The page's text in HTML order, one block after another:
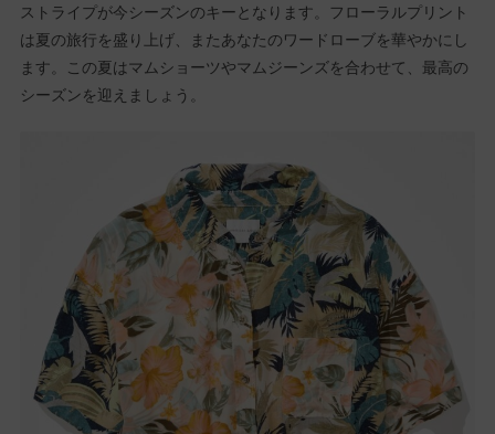
ストライプが今シーズンのキーとなります。フローラルプリント
は夏の旅行を盛り上げ、またあなたのワードローブを華やかにし
ます。この夏はマムショーツやマムジーンズを合わせて、最高の
シーズンを迎えましょう。